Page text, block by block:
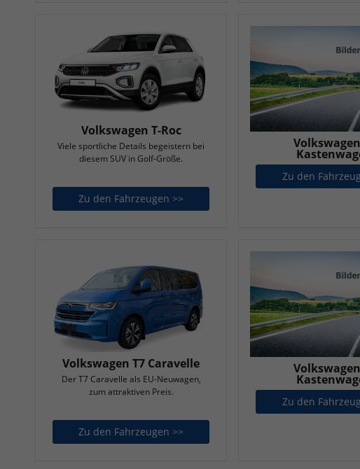
Volkswagen T-Roc
Viele sportliche Details begeistern bei
diesem SUV in Golf-Größe.
Zu den Fahrzeugen >>
Zu den
Volkswagen T7 Caravelle
Der T7 Caravelle als EU-Neuwagen,
zum attraktiven Preis.
Zu den Fahrzeugen >>
Zu den